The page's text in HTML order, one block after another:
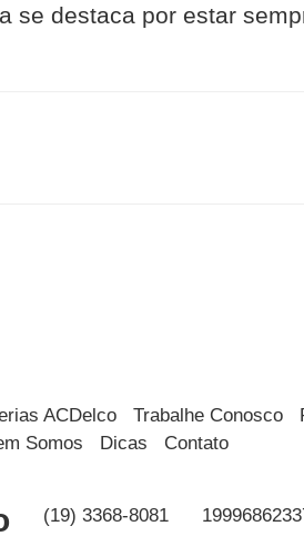
se destaca por estar
ACDelco Trabalhe Conosco
Somos
Dicas Contato
(19) 3368-8081